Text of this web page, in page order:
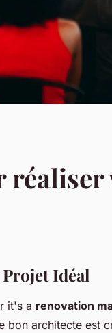
Idéal
it's a renovation
bon architecte est